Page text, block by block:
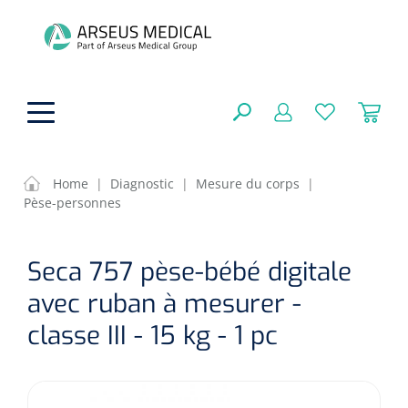
Soins de confort générale
Aromathérapie
Soins de beauté
Traitement
Sondes gastriques
Respiration
OPTIONS
RÉSULTATS
Home | Diagnostic | Mesure du corps
|
Pèse-personnes
Seca 757 pèse-bébé digitale
avec ruban à mesurer -
classe III - 15 kg - 1 pc